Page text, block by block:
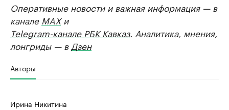
Оперативные новости и важная информация — в
канале MAXи
Telegram-канале РБК Кавказ. Аналитика, мнения,
лонгриды — в Дзен
Авторы
Ирина Никитина